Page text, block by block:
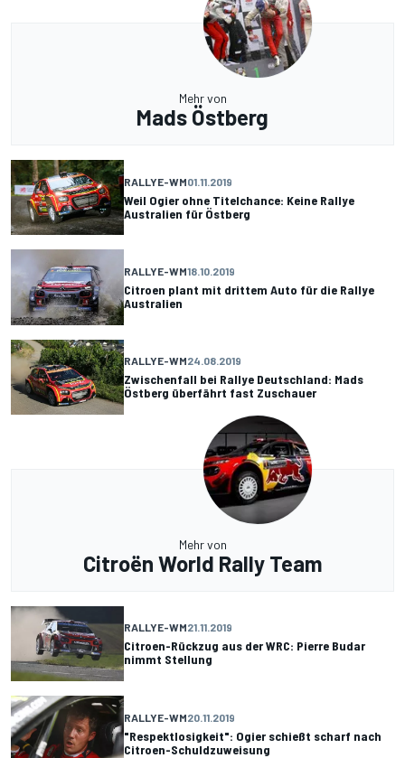
Mehr von
Mads Östberg
RALLYE-WM01.11.2019
Weil Ogier ohne Titelchance: Keine Rallye
Australien für Östberg
RALLYE-WM18.10.2019
Citroen plant mit drittem Auto für die Rallye
Australien
RALLYE-WM24.08.2019
Zwischenfall bei Rallye Deutschland: Mads
Östberg überfährt fast Zuschauer
Mehr von
Citroën World Rally Team
RALLYE-WM21.11.2019
Citroen-Rückzug aus der WRC: Pierre Budar
nimmt Stellung
RALLYE-WM20.11.2019
"Respektlosigkeit": Ogier schießt scharf nach
Citroen-Schuldzuweisung